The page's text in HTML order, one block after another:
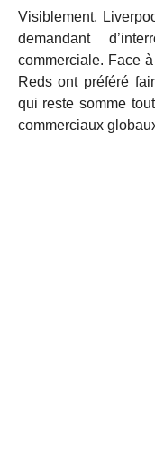
Visiblement,
demandant
commerciale. Face
Reds ont préféré
qui reste somme
commerciaux